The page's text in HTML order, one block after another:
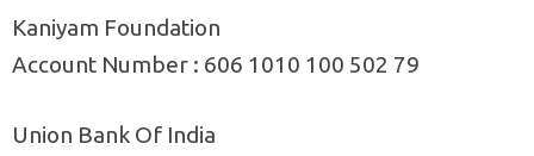
Kaniyam Foundation
Account Number : 606 1010 100 502 79
Union Bank Of India